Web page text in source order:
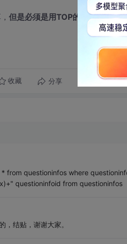
但是必须是用TOP的SQL语句，
收藏 分享 转发到动态
from questioninfos where
questioninfoid from questioninfos
，结贴，谢谢大家。